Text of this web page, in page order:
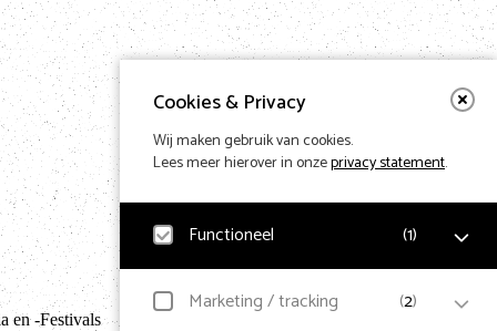
Cookies & Privacy
Wij maken gebruik van cookies.
Lees meer hierover in onzeprivacy statement.
Functioneel (1)
Noodzakelijk
Marketing / tracking (2)
en -Festivals
Terug naar